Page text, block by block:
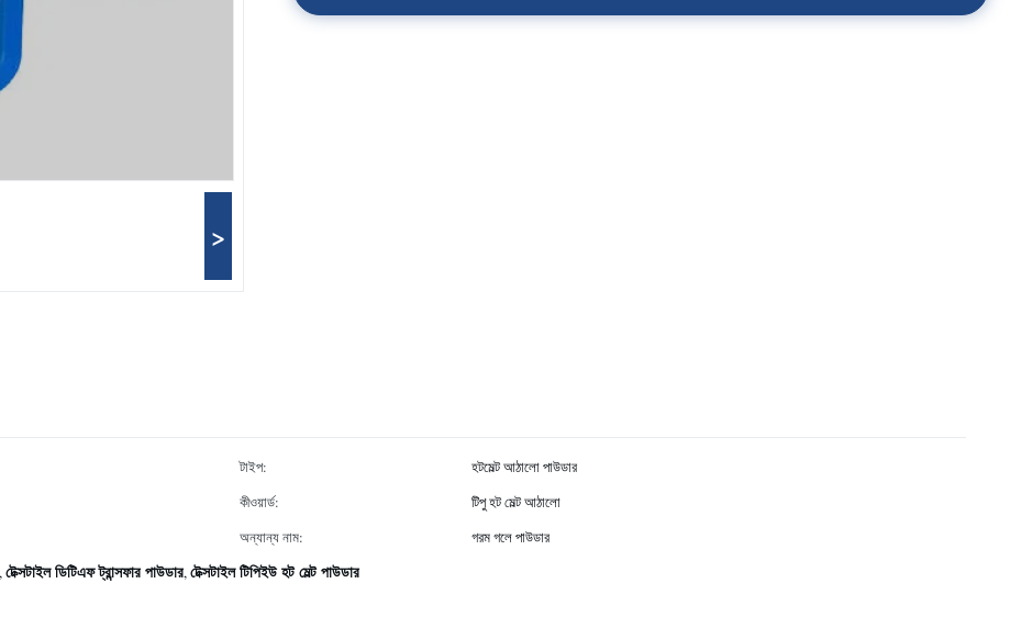
>
টাইপ:
হটমেল্ট আঠালো পাউডার
কীওয়ার্ড:
টিপু হট মেল্ট আঠালো
অন্যান্য নাম:
গরম গলে পাউডার
,টেক্সটাইল ডিটিএফ ট্রান্সফার পাউডার,টেক্সটাইল টিপিইউ হট মেল্ট পাউডার